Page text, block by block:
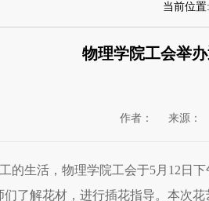
当前位置:
物理学院工会举
作者： 来源：
的生活，物理学院工会于5月12日
们了解花材，进行插花指导。本次